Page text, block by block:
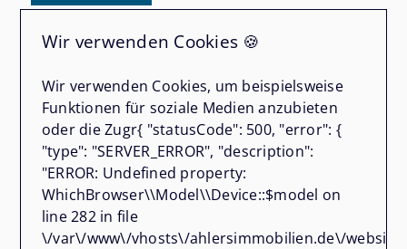
Wir verwenden Cookies 🍪
Wir verwenden Cookies, um beispielsweise
Funktionen für soziale Medien anzubieten
oder die Zugr{ "statusCode": 500, "error": {
"type": "SERVER_ERROR", "description":
"ERROR: Undefined property:
WhichBrowser\\Model\\Device::$model on
line 282 in file
\/var\/www\/vhosts\/ahlersimmobilien.de\/